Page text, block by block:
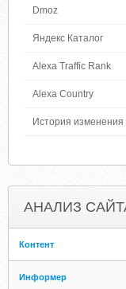
Dmoz
Яндекс Каталог
Alexa Traffic Rank
Alexa Country
История изменения
АНАЛИЗ
Контент
Информер